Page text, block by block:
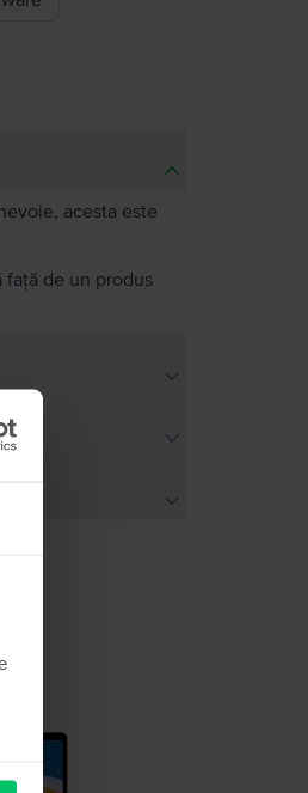
acesta este
de un produs